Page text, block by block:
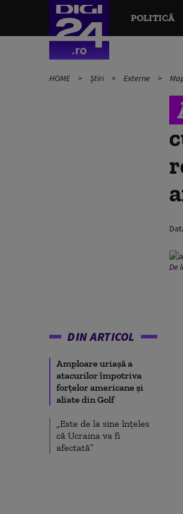
POLITICĂ
HOME Știri Externe
De
DIN ARTICOL
Amploare uriașă a
atacurilor împotriva
forțelor americane și
aliate din Golf
„Este de la sine înțeles
că Ucraina va fi
afectată”